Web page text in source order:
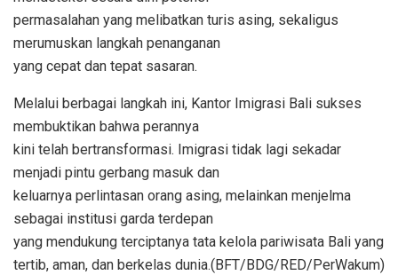
permasalahan yang melibatkan turis asing, sekaligus
merumuskan langkah penanganan
yang cepat dan tepat sasaran.
Melalui berbagai langkah ini, Kantor Imigrasi Bali sukses
membuktikan bahwa perannya
kini telah bertransformasi. Imigrasi tidak lagi sekadar
menjadi pintu gerbang masuk dan
keluarnya perlintasan orang asing, melainkan menjelma
sebagai institusi garda terdepan
yang mendukung terciptanya tata kelola pariwisata Bali yang
tertib, aman, dan berkelas dunia.(BFT/BDG/RED/PerWakum)